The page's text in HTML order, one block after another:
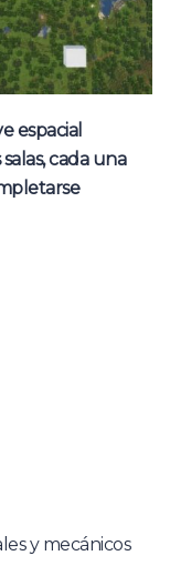
espacial
cada una
y mecánicos